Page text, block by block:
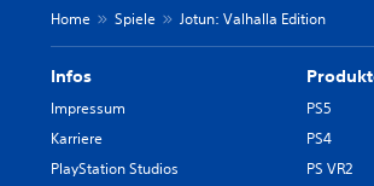
Home Spiele Jotun: Valhalla Edition
Infos
Impressum
Karriere
PlayStation Studios
PS5
PS4
PS VR2